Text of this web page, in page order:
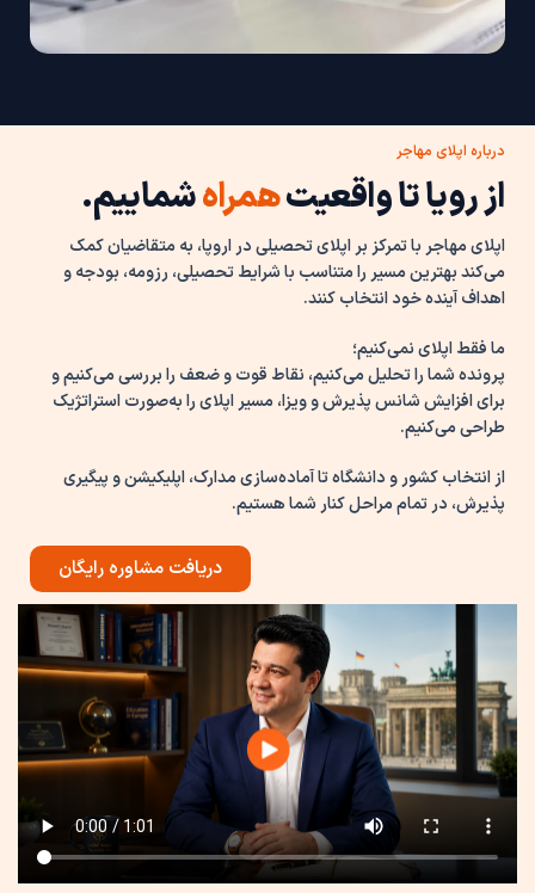
درباره اپلای مهاجر
از رویا تا واقعیتهمراهشماییم.
اپلای مهاجر با تمرکز بر اپلای تحصیلی در اروپا، به متقاضیان کمک
می‌کند بهترین مسیر را متناسب با شرایط تحصیلی، رزومه، بودجه و
اهداف آینده خود انتخاب کنند.
ما فقط اپلای نمی‌کنیم؛
پرونده شما را تحلیل می‌کنیم، نقاط قوت و ضعف را بررسی می‌کنیم و
برای افزایش شانس پذیرش و ویزا، مسیر اپلای را به‌صورت استراتژیک
طراحی می‌کنیم.
از انتخاب کشور و دانشگاه تا آماده‌سازی مدارک، اپلیکیشن و پیگیری
پذیرش، در تمام مراحل کنار شما هستیم.
دریافت مشاوره رایگان